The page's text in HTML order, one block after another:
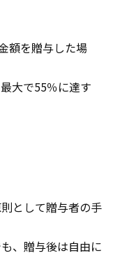
額を贈与した場
大で55％に達す
として贈与者の手
、贈与後は自由に